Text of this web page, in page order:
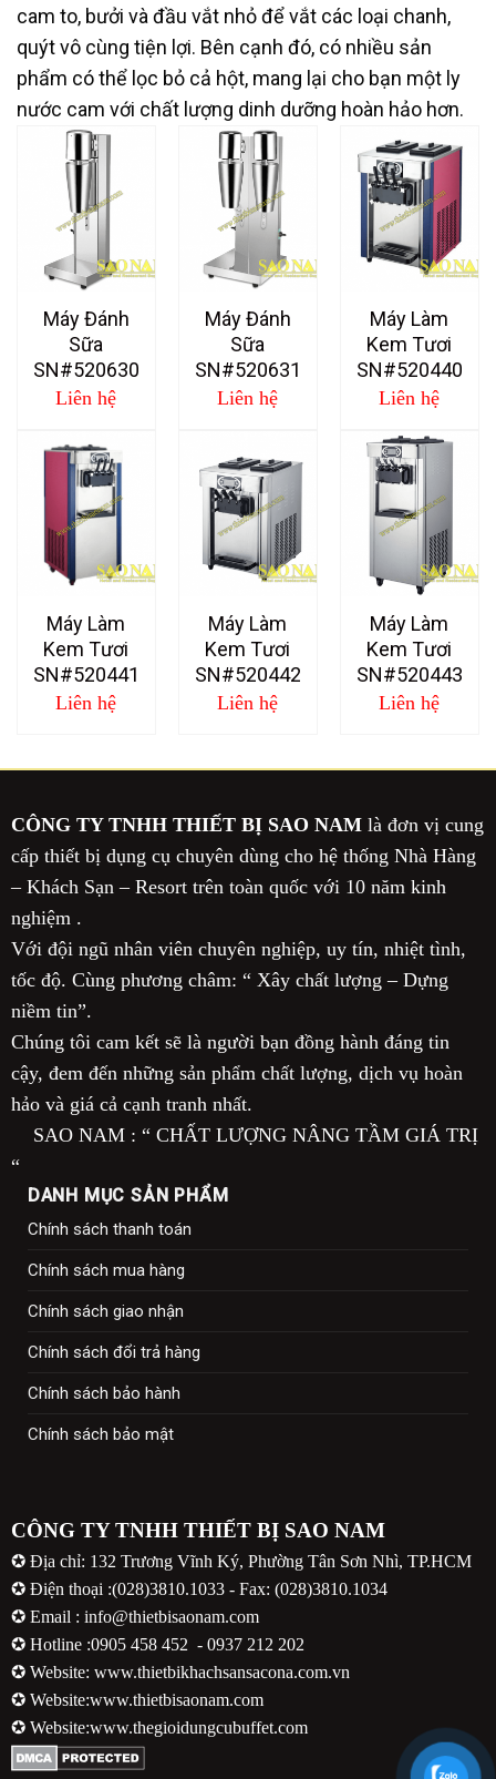
cam to, bưởi và đầu vắt nhỏ để vắt các loại chanh,
quýt vô cùng tiện lợi. Bên cạnh đó, có nhiều sản
phẩm có thể lọc bỏ cả hột, mang lại cho bạn một ly
nước cam với chất lượng dinh dưỡng hoàn hảo hơn.
Máy Đánh
Sữa
SN#520630
Liên hệ
Máy Đánh
Sữa
SN#520631
Liên hệ
Máy Làm
Kem Tươi
SN#520440
Liên hệ
Máy Làm
Kem Tươi
SN#520441
Liên hệ
Máy Làm
Kem Tươi
SN#520442
Liên hệ
Máy Làm
Kem Tươi
SN#520443
Liên hệ
CÔNG TY TNHH THIẾT BỊ SAO NAMlà đơn vị cung
cấp thiết bị dụng cụ chuyên dùng cho hệ thống Nhà Hàng
– Khách Sạn – Resort trên toàn quốc với 10 năm kinh
nghiệm .
Với đội ngũ nhân viên chuyên nghiệp, uy tín, nhiệt tình,
tốc độ. Cùng phương châm: “ Xây chất lượng – Dựng
niềm tin”.
Chúng tôi cam kết sẽ là người bạn đồng hành đáng tin
cậy, đem đến những sản phẩm chất lượng, dịch vụ hoàn
hảo và giá cả cạnh tranh nhất.
SAO NAM : “ CHẤT LƯỢNG NÂNG TẦM GIÁ TRỊ
“
DANH MỤC SẢN PHẨM
Chính sách thanh toán
Chính sách mua hàng
Chính sách giao nhận
Chính sách đổi trả hàng
Chính sách bảo hành
Chính sách bảo mật
CÔNG TY TNHH THIẾT BỊ SAO NAM
✪ Địa chỉ: 132 Trương Vĩnh Ký, Phường Tân Sơn Nhì, TP.HCM
✪ Điện thoại :(028)3810.1033 - Fax: (028)3810.1034
✪ Email : info@thietbisaonam.com
✪ Hotline :0905 458 452 - 0937 212 202
✪ Website: www.thietbikhachsansacona.com.vn
✪ Website:www.thietbisaonam.com
✪ Website:www.thegioidungcubuffet.com